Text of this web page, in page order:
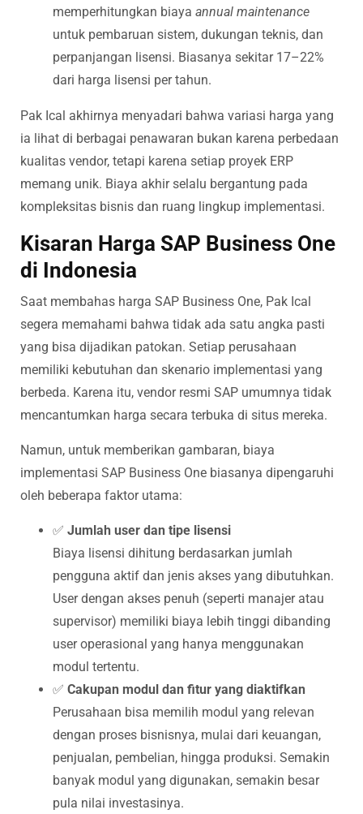
memperhitungkan biaya annual maintenance
untuk pembaruan sistem, dukungan teknis, dan
perpanjangan lisensi. Biasanya sekitar 17–22%
dari harga lisensi per tahun.
Pak Ical akhirnya menyadari bahwa variasi harga yang
ia lihat di berbagai penawaran bukan karena perbedaan
kualitas vendor, tetapi karena setiap proyek ERP
memang unik. Biaya akhir selalu bergantung pada
kompleksitas bisnis dan ruang lingkup implementasi.
Kisaran Harga SAP Business One
di Indonesia
Saat membahas harga SAP Business One, Pak Ical
segera memahami bahwa tidak ada satu angka pasti
yang bisa dijadikan patokan. Setiap perusahaan
memiliki kebutuhan dan skenario implementasi yang
berbeda. Karena itu, vendor resmi SAP umumnya tidak
mencantumkan harga secara terbuka di situs mereka.
Namun, untuk memberikan gambaran, biaya
implementasi SAP Business One biasanya dipengaruhi
oleh beberapa faktor utama:
✅ Jumlah user dan tipe lisensi
Biaya lisensi dihitung berdasarkan jumlah
pengguna aktif dan jenis akses yang dibutuhkan.
User dengan akses penuh (seperti manajer atau
supervisor) memiliki biaya lebih tinggi dibanding
user operasional yang hanya menggunakan
modul tertentu.
✅ Cakupan modul dan fitur yang diaktifkan
Perusahaan bisa memilih modul yang relevan
dengan proses bisnisnya, mulai dari keuangan,
penjualan, pembelian, hingga produksi. Semakin
banyak modul yang digunakan, semakin besar
pula nilai investasinya.